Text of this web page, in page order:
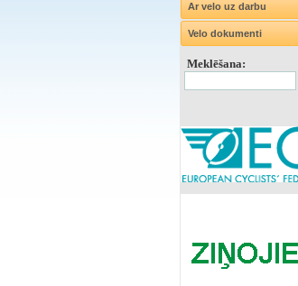
Ar velo uz darbu
Velo dokumenti
Meklēšana: